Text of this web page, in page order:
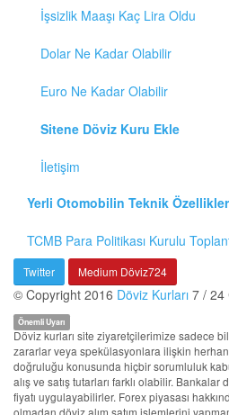
İşsizlik Maaşı Kaç Lira Oldu
Dolar Ne Kadar Olabilir
Euro Ne Kadar Olabilir
Sitene Döviz Kuru Ekle
İletişim
Yerli Otomobilin Teknik
TCMB Para Politikası Kurulu
Twitter Medium Döviz724
© Copyright 2016 Döviz Kurları 7 / 24
Önemli Uyarı
Döviz kurları site ziyaretçilerimize sadece
zararlar veya spekülasyonlara ilişkin
doğruluğu konusunda hiçbir sorumluluk
alış ve satış tutarları farklı olabilir. Bankalar
fiyatı uygulayabilirler. Forex piyasası